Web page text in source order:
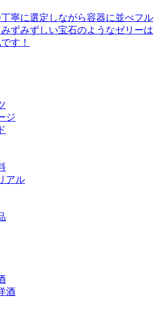
寧に選定しながら容器に並べフル
ずみずしい宝石のようなゼリーは
す！
ジ
アル
酒